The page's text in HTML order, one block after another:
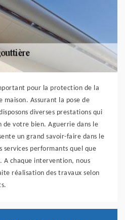
pour la protection de la
maison. Assurant la pose de
diverses prestations qui
votre bien. Aguerrie dans le
un grand savoir-faire dans le
services performants quel que
chaque intervention, nous
réalisation des travaux selon